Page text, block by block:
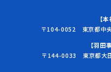
【本
〒104-0052 東京都中
【羽田
〒144-0033 東京都大